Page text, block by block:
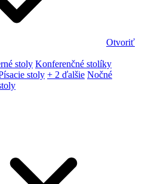
Otvoriť
stoly Konferenčné stolíky
stoly + 2 ďalšie Nočné